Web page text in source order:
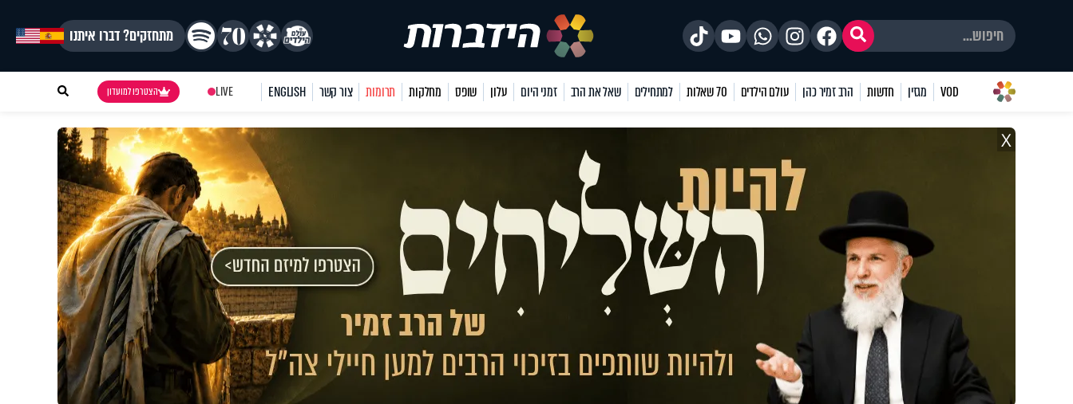
מתחזקים? דברו איתנו
VOD מגזין חדשות הרב זמיר כהן עולם הילדים 70 שאלות למתחילים שאל את הרב זמני היום עלון שופס מחלקות תרומות צור קשר ENGLISH
LIVE הצטרפו למועדון
X